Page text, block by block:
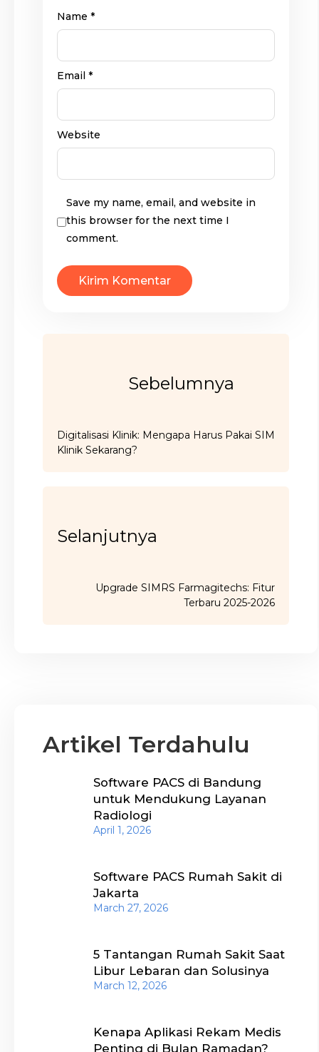
Name *
Email *
Website
Save my name, email, and website in
this browser for the next time I
comment.
Sebelumnya
Digitalisasi Klinik: Mengapa Harus Pakai SIM
Klinik Sekarang?
Selanjutnya
Upgrade SIMRS Farmagitechs: Fitur
Terbaru 2025-2026
Artikel Terdahulu
Software PACS di Bandung
untuk Mendukung Layanan
Radiologi
April 1, 2026
Software PACS Rumah Sakit di
Jakarta
March 27, 2026
5 Tantangan Rumah Sakit Saat
Libur Lebaran dan Solusinya
March 12, 2026
Kenapa Aplikasi Rekam Medis
Penting di Bulan Ramadan?